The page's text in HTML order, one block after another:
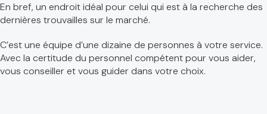
En bref, un endroit idéal pour celui qui est à la recherche des
dernières trouvailles sur le marché.
C’est une équipe d’une dizaine de personnes à votre service.
Avec la certitude du personnel compétent pour vous aider,
vous conseiller et vous guider dans votre choix.